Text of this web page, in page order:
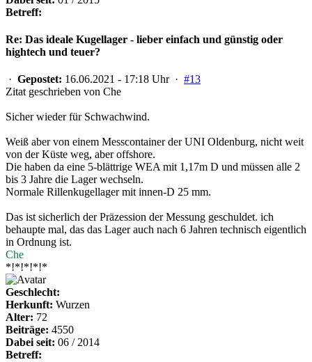
Betreff:
Re: Das ideale Kugellager - lieber einfach und günstig oder
hightech und teuer?
· Gepostet: 16.06.2021 - 17:18 Uhr · #13
Zitat geschrieben von Che
Sicher wieder für Schwachwind.
Weiß aber von einem Messcontainer der UNI Oldenburg, nicht weit
von der Küste weg, aber offshore.
Die haben da eine 5-blättrige WEA mit 1,17m D und müssen alle 2
bis 3 Jahre die Lager wechseln.
Normale Rillenkugellager mit innen-D 25 mm.
Das ist sicherlich der Präzession der Messung geschuldet. ich
behaupte mal, das das Lager auch nach 6 Jahren technisch eigentlich
in Ordnung ist.
Che
*!*!*!*!*
Geschlecht:
Herkunft: Wurzen
Alter: 72
Beiträge: 4550
Dabei seit: 06 / 2014
Betreff: